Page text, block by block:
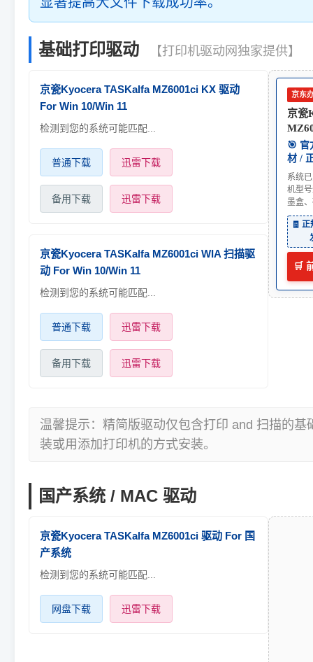
基础打印驱动 【打印机驱动网独家提供】
京瓷Kyocera TASKalfa MZ6001ci KX 驱动
For Win 10/Win 11
检测到您的系统可能匹配...
普通下载 迅雷下载
备用下载 迅雷下载
京瓷Kyocera TASKalfa MZ6001ci WIA 扫描驱
动 For Win 10/Win 11
检测到您的系统可能匹配...
普通下载 迅雷下载
备用下载 迅雷下载
京东
京瓷
🎯 官
材 /
系统
机型
墨盒
🧾
🛒
温馨提示：精简版驱动仅包含打印 and 扫描的基
装或用添加打印机的方式安装。
国产系统 / MAC 驱动
京瓷Kyocera TASKalfa MZ6001ci 驱动 For 国
产系统
检测到您的系统可能匹配...
网盘下载 迅雷下载